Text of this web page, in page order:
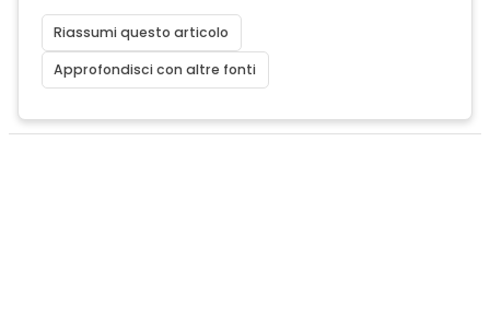
Riassumi questo articolo
Approfondisci con altre fonti